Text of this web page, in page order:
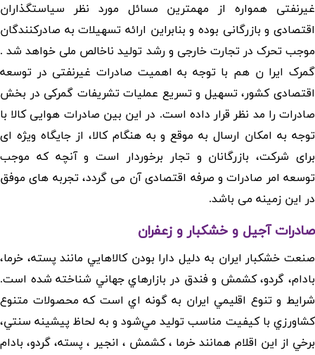
غیرنفتی همواره از مهمترین مسائل مورد نظر سیاستگذاران
اقتصادی و بازرگانی بوده و بنابراین ارائه تسهیلات به صادرکنندگان
موجب تحرک در تجارت خارجی و رشد تولید ناخالص ملی خواهد شد .
گمرک ایرا ن هم با توجه به اهمیت صادرات غیرنفتی در توسعه
اقتصادی کشور، تسهیل و تسریع عملیات تشریفات گمرکی در بخش
صادرات را مد نظر قرار داده است. در این بین صادرات هوایی کالا با
توجه به امکان ارسال به موقع و به هنگام کالا، از جایگاه ویژه ای
برای شرکت، بازرگانان و تجار برخوردار است و آنچه که موجب
توسعه امر صادرات و صرفه اقتصادی آن می گردد، تجربه های موفق
در این زمینه می باشد.
صادرات آجیل و خشکبار و زعفران
صنعت خشکبار ايران به دليل دارا بودن کالاهايي مانند پسته، خرما،
بادام، گردو، کشمش و فندق در بازارهاي جهاني شناخته شده است.
شرايط و تنوع اقليمي ايران به گونه اي است که محصولات متنوع
کشاورزي با کيفيت مناسب توليد مي‌شود و به لحاظ پيشينه سنتي،
برخي از اين اقلام همانند خرما ، کشمش ، انجير ، پسته، گردو، بادام